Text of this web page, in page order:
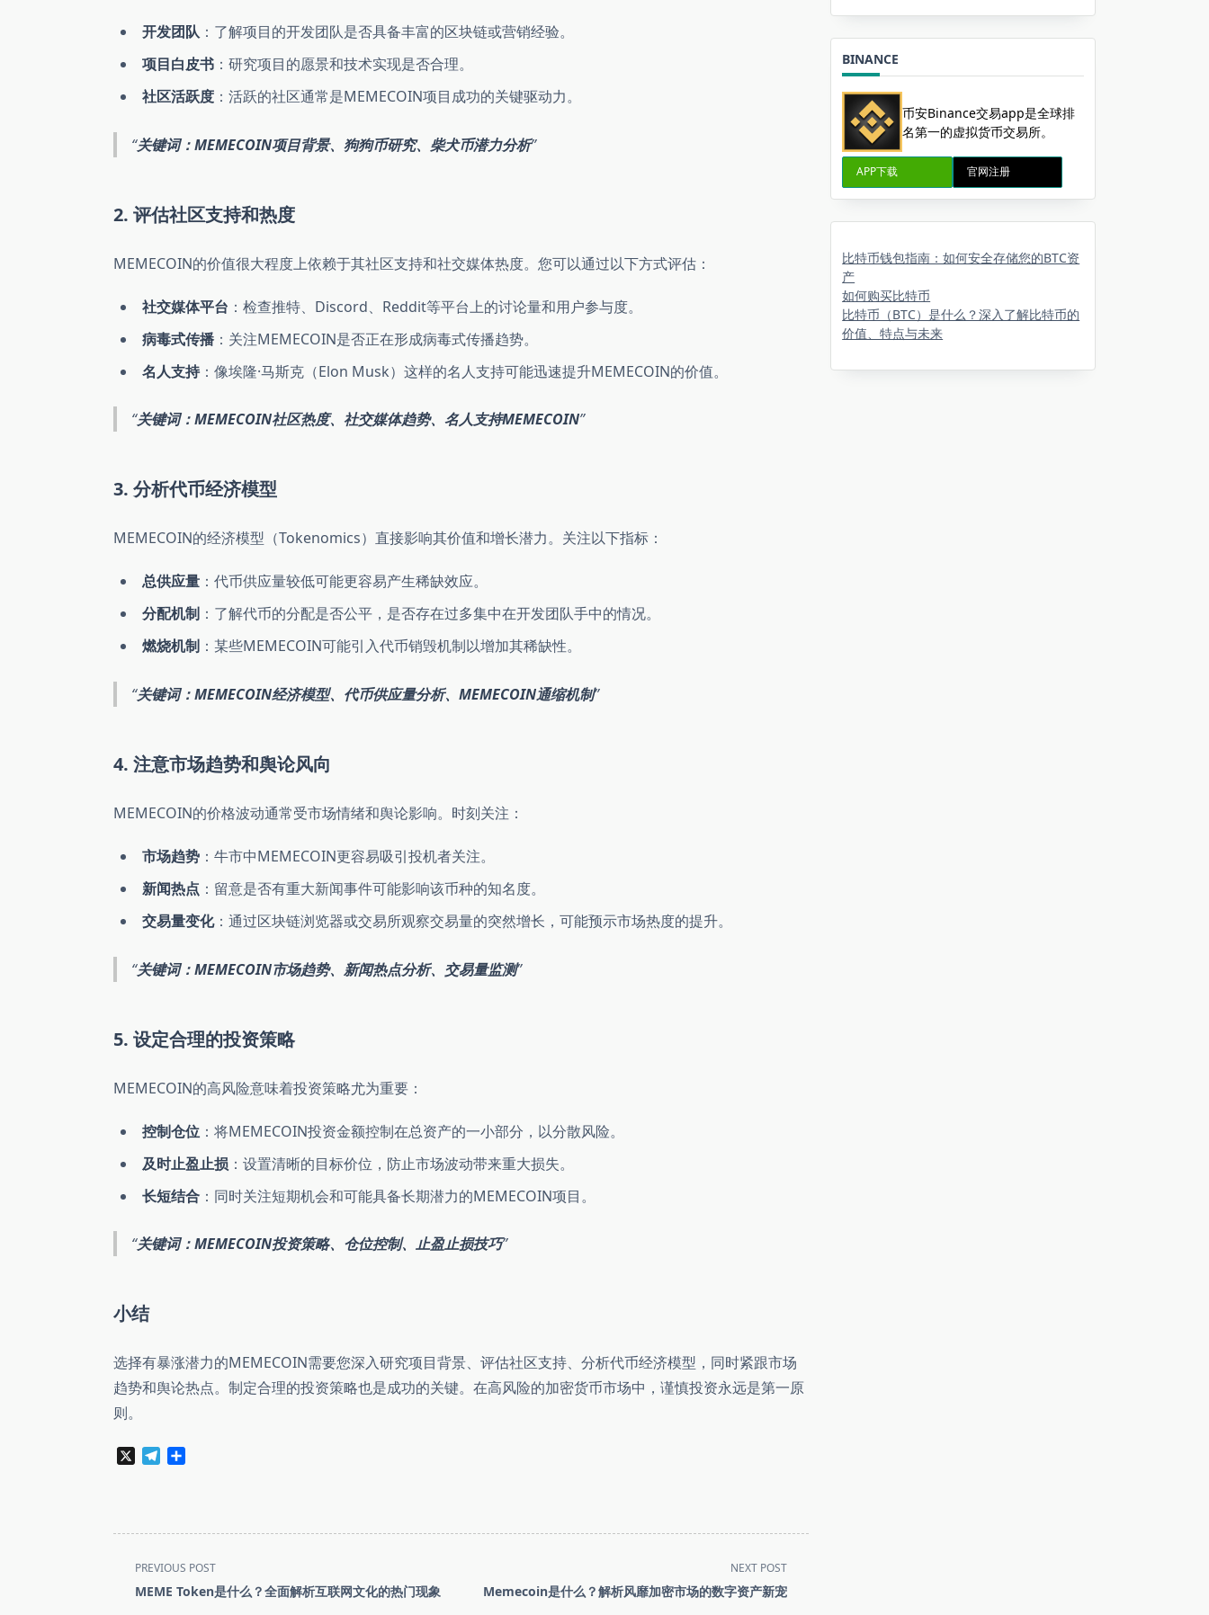
开发团队 ：了解项目的开发团队是否具备丰富的区块链或营销经验。
项目白皮书 ：研究项目的愿景和技术实现是否合理。
社区活跃度 ：活跃的社区通常是MEMECOIN项目成功的关键驱动力。
关键词：MEMECOIN项目背景、狗狗币研究、柴犬币潜力分析
2. 评估社区支持和热度
MEMECOIN的价值很大程度上依赖于其社区支持和社交媒体热度。您可以通过以下方式评估：
社交媒体平台 ：检查推特、Discord、Reddit等平台上的讨论量和用户参与度。
病毒式传播 ：关注MEMECOIN是否正在形成病毒式传播趋势。
名人支持：像埃隆·马斯克（Elon Musk）这样的名人支持可能迅速提升MEMECOIN的价值。
关键词：MEMECOIN社区热度、社交媒体趋势、名人支持MEMECOIN
3. 分析代币经济模型
MEMECOIN的经济模型（Tokenomics）直接影响其价值和增长潜力。关注以下指标：
总供应量 ：代币供应量较低可能更容易产生稀缺效应。
分配机制 ：了解代币的分配是否公平，是否存在过多集中在开发团队手中的情况。
燃烧机制 ：某些MEMECOIN可能引入代币销毁机制以增加其稀缺性。
关键词：MEMECOIN经济模型、代币供应量分析、MEMECOIN通缩机制
4. 注意市场趋势和舆论风向
MEMECOIN的价格波动通常受市场情绪和舆论影响。时刻关注：
市场趋势 ：牛市中MEMECOIN更容易吸引投机者关注。
新闻热点 ：留意是否有重大新闻事件可能影响该币种的知名度。
交易量变化：通过区块链浏览器或交易所观察交易量的突然增长，可能预示市场热度的提升。
关键词：MEMECOIN市场趋势、新闻热点分析、交易量监测
5. 设定合理的投资策略
MEMECOIN的高风险意味着投资策略尤为重要：
控制仓位 ：将MEMECOIN投资金额控制在总资产的一小部分，以分散风险。
及时止盈止损 ：设置清晰的目标价位，防止市场波动带来重大损失。
长短结合 ：同时关注短期机会和可能具备长期潜力的MEMECOIN项目。
关键词：MEMECOIN投资策略、仓位控制、止盈止损技巧
小结
选择有暴涨潜力的MEMECOIN需要您深入研究项目背景、评估社区支持、分析代币经济模型，同时紧跟市场
趋势和舆论热点。制定合理的投资策略也是成功的关键。在高风险的加密货币市场中，谨慎投资永远是第一原
则。
Telegram
<span
class="nav-
PREVIOUS POST
MEME Token是什么？全面解析互联网文化的热门现象
NEXT POST
Memecoin是什么？解析风靡加密市场的数字资产新宠
BINANCE
币安Binance交易app是全球排
名第一的虚拟货币交易所。
APP下载 官网注册
比特币钱包指南：如何安全存储您的BTC资
产
如何购买比特币
比特币（BTC）是什么？深入了解比特币的
价值、特点与未来